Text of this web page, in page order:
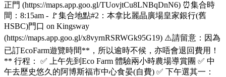
正門 (https://maps.app.goo.gl/TUovjtCu8LNBqDnN6) ⏰集合時
間：8:15am - 🚩集合地點#2：本拿比麗晶廣場皇家銀行(舊
HSBC)門口 on Kingsway
(https://maps.app.goo.gl/x8vyrnRSRWGk95G19) ⚠️請留意：因為
已訂EcoFarm遊覽時間**，所以逾時不候，亦唔會退回費用！
** ⾏程： ✅️ 上午先到Eco Farm 體驗兩小時農場導賞團 ✅️ 中
午去歷史悠久的阿博斯福市中心食晏(自費) ✅️ 下午選其一：